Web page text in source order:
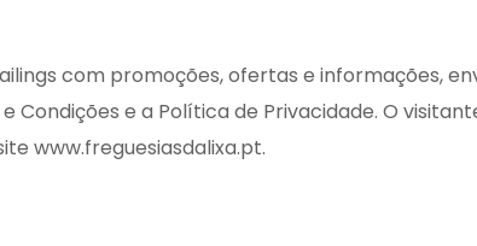
com promoções, ofertas e informações,
Condições e a Política de Privacidade. O
www.freguesiasdalixa.pt.